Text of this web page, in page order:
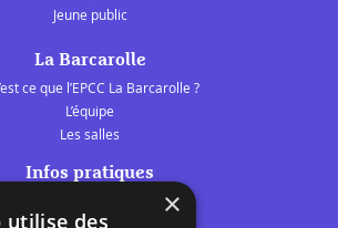
Jeune public
La Barcarolle
ce que l’EPCC La Barcarolle ?
L’équipe
Les salles
Infos pratiques
belles scènes audomaroises
×
utilise des